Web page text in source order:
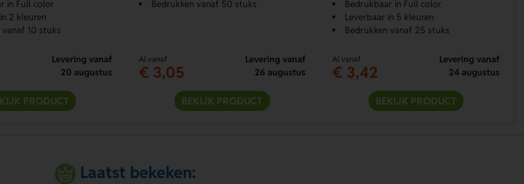
in Full color
2 kleuren
vanaf 10 stuks
Levering vanaf
20 augustus
PRODUCT
Bedrukken vanaf 50 stuks
Al vanaf
€ 3,05
Levering vanaf
26 augustus
BEKIJK PRODUCT
Bedrukbaar in Full color
Leverbaar in 5 kleuren
Bedrukken vanaf 25 stuks
Al vanaf
€ 3,42
Levering vanaf
24 augustus
BEKIJK PRODUCT
Laatst bekeken: